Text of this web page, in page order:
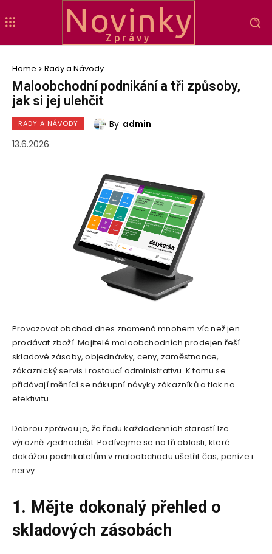
Novinky
Zprávy
Home Rady a Návody
Maloobchodní podnikání a tři způsoby,
jak si jej ulehčit
RADY A NÁVODY By admin
13.6.2026
Provozovat obchod dnes znamená mnohem víc než jen
prodávat zboží. Majitelé maloobchodních prodejen řeší
skladové zásoby, objednávky, ceny, zaměstnance,
zákaznický servis i rostoucí administrativu. K tomu se
přidávají měnící se nákupní návyky zákazníků a tlak na
efektivitu.
Dobrou zprávou je, že řadu každodenních starostí lze
výrazně zjednodušit. Podívejme se na tři oblasti, které
dokážou podnikatelům v maloobchodu ušetřit čas, peníze i
nervy.
1. Mějte dokonalý přehled o
skladových zásobách